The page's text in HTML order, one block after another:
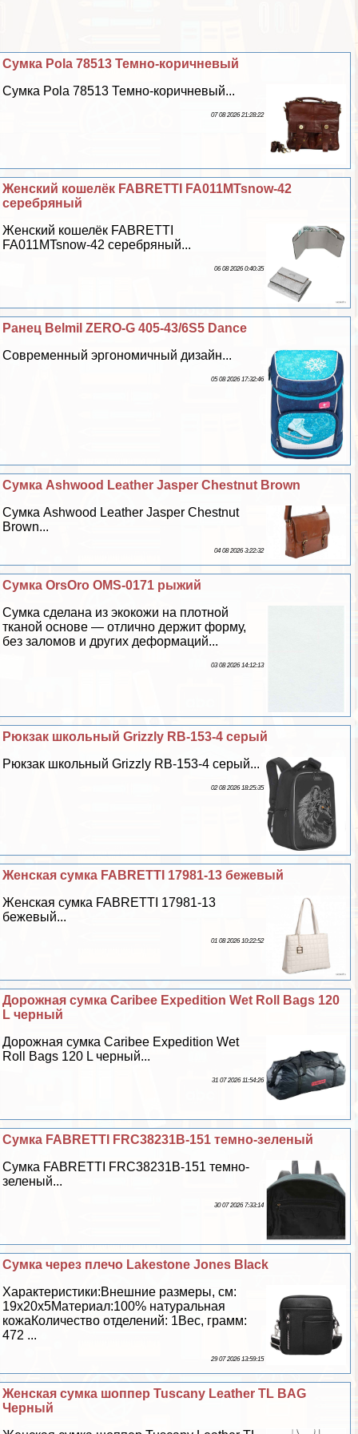
Сумка Pola 78513 Темно-коричневый
Сумка Pola 78513 Темно-коричневый...
07 08 2026 21:28:22
Женский кошелёк FABRETTI FA011MTsnow-42
серебряный
Женский кошелёк FABRETTI
FA011MTsnow-42 серебряный...
06 08 2026 0:40:35
Ранец Belmil ZERO-G 405-43/6S5 Dance
Современный эргономичный дизайн...
05 08 2026 17:32:46
Сумка Ashwood Leather Jasper Chestnut Brown
Сумка Ashwood Leather Jasper Chestnut
Brown...
04 08 2026 3:22:32
Сумка OrsOro OMS-0171 рыжий
Сумка сделана из экокожи на плотной
тканой основе — отлично держит форму,
без заломов и других деформаций...
03 08 2026 14:12:13
Рюкзак школьный Grizzly RB-153-4 серый
Рюкзак школьный Grizzly RB-153-4 серый...
02 08 2026 18:25:35
Женская сумка FABRETTI 17981-13 бежевый
Женская сумка FABRETTI 17981-13
бежевый...
01 08 2026 10:22:52
Дорожная сумка Caribee Expedition Wet Roll Bags 120
L черный
Дорожная сумка Caribee Expedition Wet
Roll Bags 120 L черный...
31 07 2026 11:54:26
Сумка FABRETTI FRC38231B-151 темно-зеленый
Сумка FABRETTI FRC38231B-151 темно-
зеленый...
30 07 2026 7:33:14
Сумка через плечо Lakestone Jones Black
Хаpaктеристики:Внешние размеры, см:
19х20х5Материал:100% натуральная
кожаКоличество отделений: 1Вес, грамм:
472 ...
29 07 2026 13:59:15
Женская сумка шоппер Tuscany Leather TL BAG
Черный